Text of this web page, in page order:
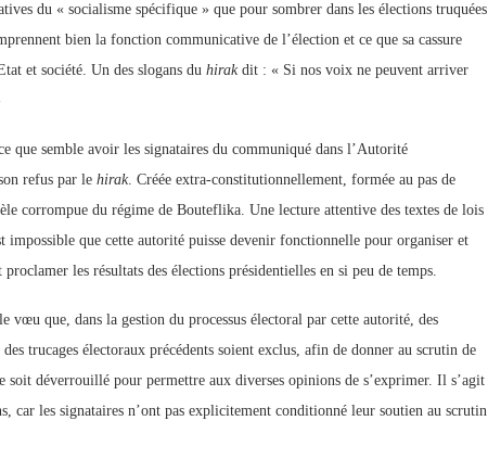
du « socialisme spécifique » que pour sombrer dans les élections truquées
bien la fonction communicative de l’élection et ce que sa cassure
et société. Un des slogans du hirakdit : « Si nos voix ne peuvent arriver
que semble avoir les signataires du communiqué dans l’Autorité
refus par le hirak. Créée extra-constitutionnellement, formée au pas de
corrompue du régime de Bouteflika. Une lecture attentive des textes de lois
impossible que cette autorité puisse devenir fonctionnelle pour organiser et
les résultats des élections présidentielles en si peu de temps.
que, dans la gestion du processus électoral par cette autorité, des
trucages électoraux précédents soient exclus, afin de donner au scrutin de
déverrouillé pour permettre aux diverses opinions de s’exprimer. Il s’agit
car les signataires n’ont pas explicitement conditionné leur soutien au scrutin